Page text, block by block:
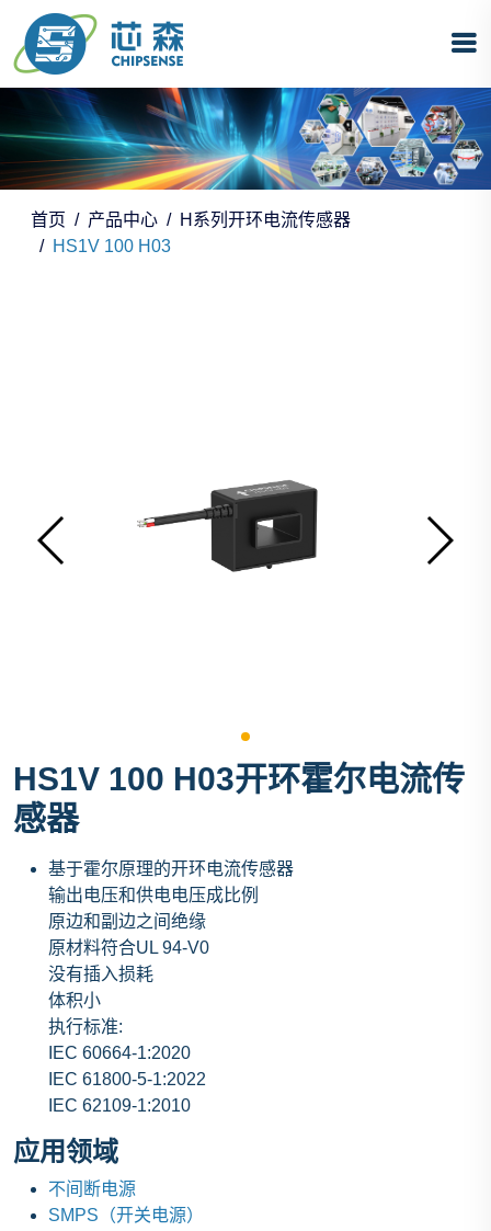
首页 产品中心
H系列开环电流传感器
HS1V 100 H03
HS1V 100 H03开环霍尔电流传
感器
基于霍尔原理的开环电流传感器
输出电压和供电电压成比例
原边和副边之间绝缘
原材料符合UL 94-V0
没有插入损耗
体积小
执行标准:
IEC 60664-1:2020
IEC 61800-5-1:2022
IEC 62109-1:2010
应用领域
不间断电源
SMPS（开关电源）